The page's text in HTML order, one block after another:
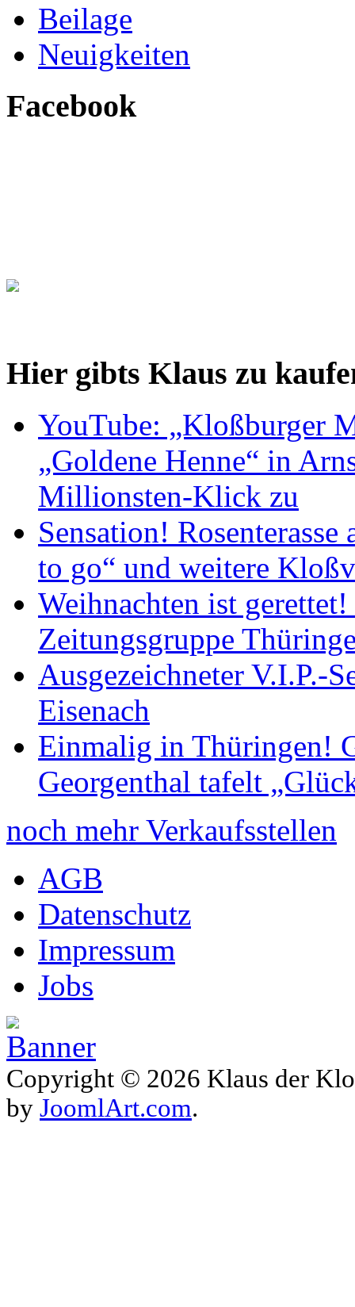
Beilage
Neuigkeiten
Facebook
Hier gibts Klaus zu
YouTube: „Kloßburger
„Goldene Henne“ in
Millionsten-Klick zu
Sensation!
to go“ und weitere
Weihnachten ist
Zeitungsgruppe
Ausgezeichneter V.I.P.-
Eisenach
Einmalig in Thüringen!
Georgenthal tafelt
noch mehr Verkaufsstellen
AGB
Datenschutz
Impressum
Jobs
Copyright © 2026 Klaus der
by JoomlArt.com.